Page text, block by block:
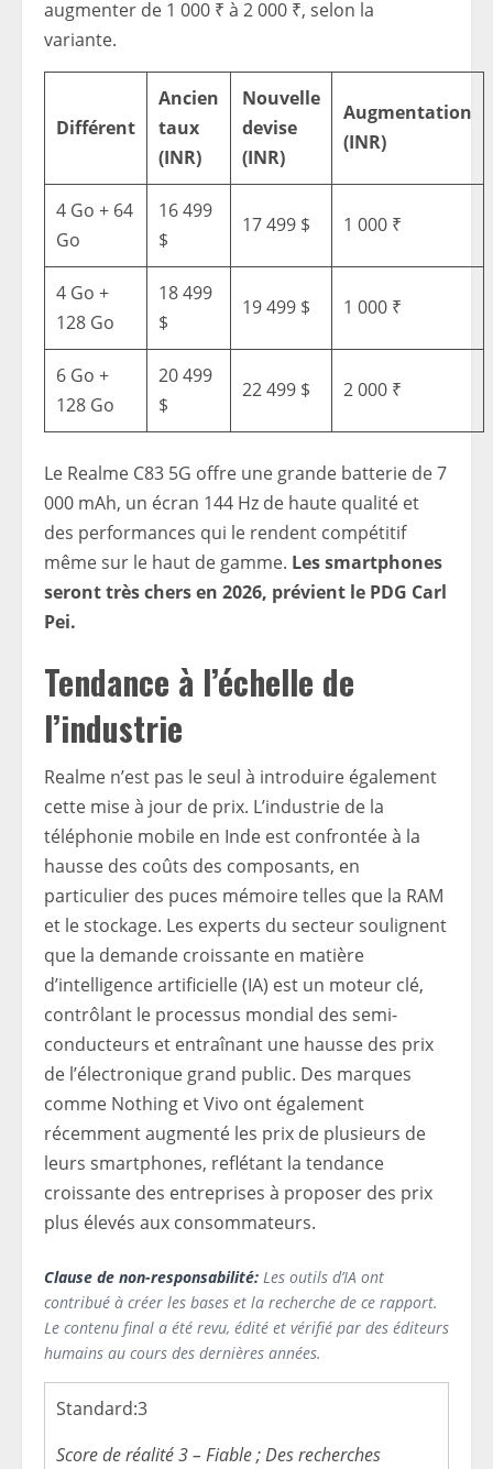
augmenter de 1 000 ₹ à 2 000 ₹, selon la
variante.
Différent
Ancien
taux
(INR)
Nouvelle
devise
(INR)
Augmentation
(INR)
4 Go + 64
Go
16 499
$
17 499 $ 1 000 ₹
4 Go +
128 Go
18 499
$
19 499 $ 1 000 ₹
6 Go +
128 Go
20 499
$
22 499 $ 2 000 ₹
Le Realme C83 5G offre une grande batterie de 7
000 mAh, un écran 144 Hz de haute qualité et
des performances qui le rendent compétitif
même sur le haut de gamme. Les smartphones
seront très chers en 2026, prévient le PDG Carl
Pei.
Tendance à l’échelle de
l’industrie
Realme n’est pas le seul à introduire également
cette mise à jour de prix. L’industrie de la
téléphonie mobile en Inde est confrontée à la
hausse des coûts des composants, en
particulier des puces mémoire telles que la RAM
et le stockage. Les experts du secteur soulignent
que la demande croissante en matière
d’intelligence artificielle (IA) est un moteur clé,
contrôlant le processus mondial des semi-
conducteurs et entraînant une hausse des prix
de l’électronique grand public. Des marques
comme Nothing et Vivo ont également
récemment augmenté les prix de plusieurs de
leurs smartphones, reflétant la tendance
croissante des entreprises à proposer des prix
plus élevés aux consommateurs.
Clause de non-responsabilité: Les outils d’IA ont
contribué à créer les bases et la recherche de ce rapport.
Le contenu final a été revu, édité et vérifié par des éditeurs
humains au cours des dernières années.
Standard:3
Score de réalité 3 – Fiable ; Des recherches